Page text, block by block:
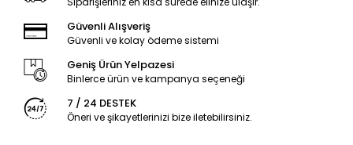
Güvenli Alışveriş
Güvenli ve kolay ödeme sistemi
Geniş Ürün Yelpazesi
Binlerce ürün ve kampanya seçeneği
7 / 24 DESTEK
Öneri ve şikayetlerinizi bize iletebilirsiniz.